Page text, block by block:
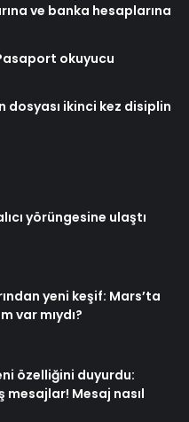
ve banka hesaplarına
okuyucu
dosyası ikinci kez disiplin
yörüngesine ulaştı
yeni keşif: Mars’ta
var mıydı?
özelliğini duyurdu:
mesajlar! Mesaj nasıl